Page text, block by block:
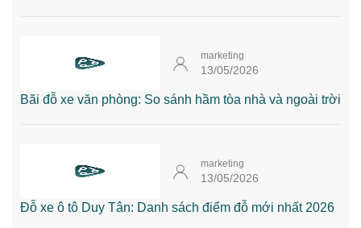
marketing
13/05/2026
Bãi đỗ xe văn phòng: So sánh hầm tòa nhà và ngoài trời
marketing
13/05/2026
Đỗ xe ô tô Duy Tân: Danh sách điểm đỗ mới nhất 2026